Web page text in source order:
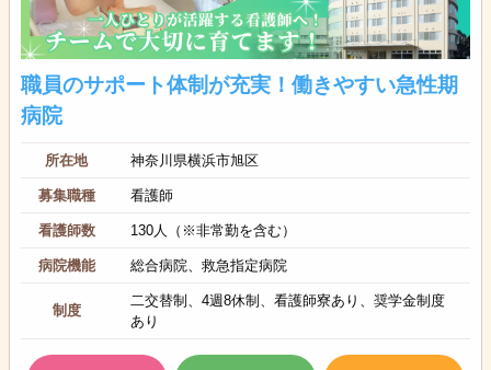
職員のサポート体制が充実！働きやすい急性期
病院
所在地 神奈川県横浜市旭区
募集職種 看護師
看護師数 130人（※非常勤を含む）
病院機能 総合病院、救急指定病院
制度
二交替制、4週8休制、看護師寮あり、奨学金制度
あり